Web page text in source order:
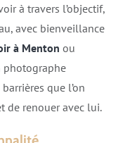
à travers l’objectif,
avec bienveillance
à Menton ou
photographe
que l’on
de renouer avec lui.